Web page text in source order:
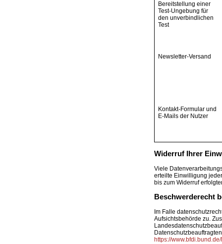
Bereitstellung einer
Test-Ungebung für
den unverbindlichen
Test
Newsletter-Versand
Kontakt-Formular und
E-Mails der Nutzer
Widerruf Ihrer
Viele
erteilte Einwilligung
bis zum Widerruf
Beschwerderecht
Im Falle
Aufsichtsbehörde zu.
https://